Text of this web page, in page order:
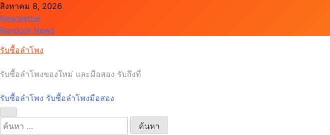
Skip
to
content
สิงหาคม 8, 2026
Newsletter
Random News
รับซื้อลำโพง
รับซื้อลำโพงของใหม่ และมือสอง รับถึงที่
รับซื้อลำโพง รับซื้อลำโพงมือสอง
ค้นหา